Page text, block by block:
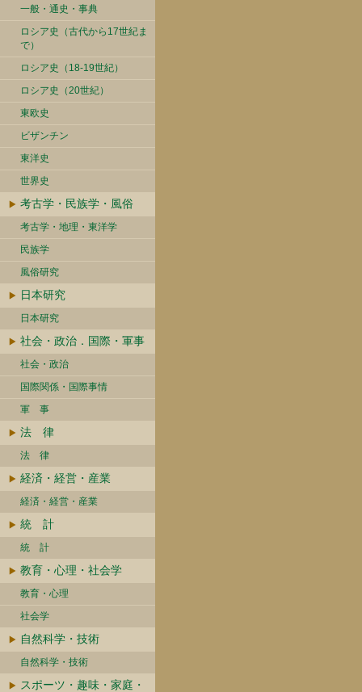
一般・通史・事典
ロシア史（古代から17世紀ま
で）
ロシア史（18-19世紀）
ロシア史（20世紀）
東欧史
ビザンチン
東洋史
世界史
考古学・民族学・風俗
考古学・地理・東洋学
民族学
風俗研究
日本研究
日本研究
社会・政治．国際・軍事
社会・政治
国際関係・国際事情
軍 事
法 律
法 律
経済・経営・産業
経済・経営・産業
統 計
統 計
教育・心理・社会学
教育・心理
社会学
自然科学・技術
自然科学・技術
スポーツ・趣味・家庭・